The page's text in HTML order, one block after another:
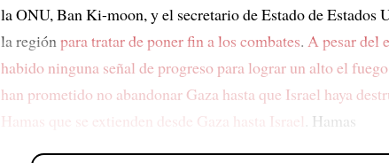
la ONU, Ban Ki-moon, y el secretario de Estado de Estados
la regiónpara tratar de poner fin a los combates. A pesar del
habido ninguna señal de progreso para lograr un alto el fuego
han prometido no abandonar Gaza hasta que Israel haya
Hamas que se extienden desde Gaza hasta Israel . Hamas